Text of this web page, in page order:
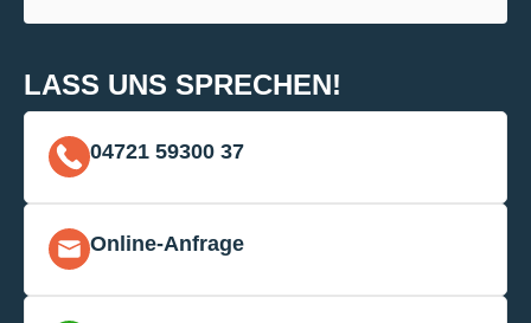
LASS UNS SPRECHEN!
04721 59300 37
Online-Anfrage